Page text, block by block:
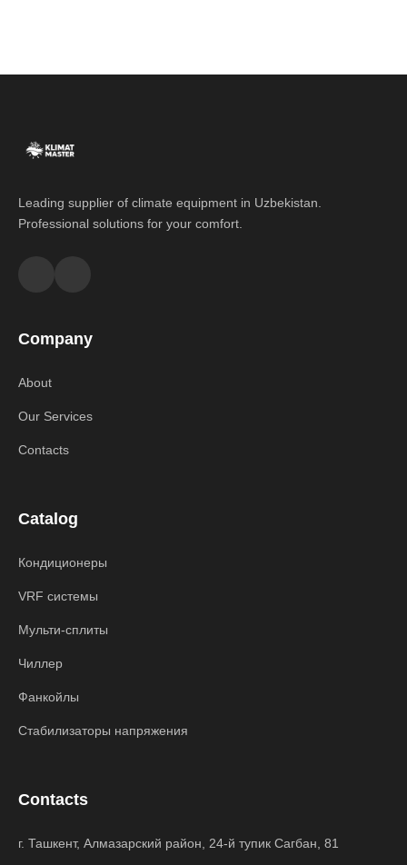
Leading supplier of climate equipment in Uzbekistan.
Professional solutions for your comfort.
Company
About
Our Services
Contacts
Catalog
Кондиционеры
VRF системы
Мульти-сплиты
Чиллер
Фанкойлы
Стабилизаторы напряжения
Contacts
г. Ташкент, Алмазарский район, 24-й тупик Сагбан, 81